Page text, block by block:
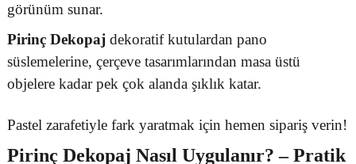
görünüm sunar.
Pirinç Dekopaj dekoratif kutulardan pano
süslemelerine, çerçeve tasarımlarından masa üstü
objelere kadar pek çok alanda şıklık katar.
Pastel zarafetiyle fark yaratmak için hemen sipariş verin!
Pirinç Dekopaj Nasıl Uygulanır? – Pratik